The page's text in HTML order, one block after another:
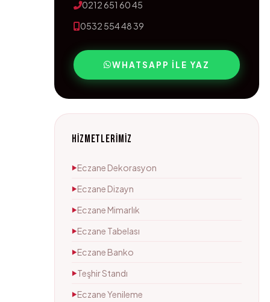
0212 651 60 45
0532 554 48 39
WHATSAPP ILE YAZ
HİZMETLERİMİZ
▶Eczane Dekorasyon
▶Eczane Dizayn
▶Eczane Mimarlık
▶Eczane Tabelası
▶Eczane Banko
▶Teşhir Standı
▶Eczane Yenileme